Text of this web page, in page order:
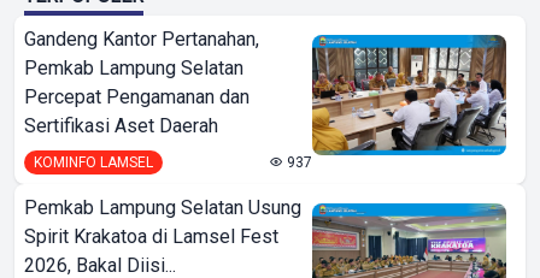
Gandeng Kantor Pertanahan,
Pemkab Lampung Selatan
Percepat Pengamanan dan
Sertifikasi Aset Daerah
KOMINFO LAMSEL 937
Pemkab Lampung Selatan Usung
Spirit Krakatoa di Lamsel Fest
2026, Bakal Diisi...